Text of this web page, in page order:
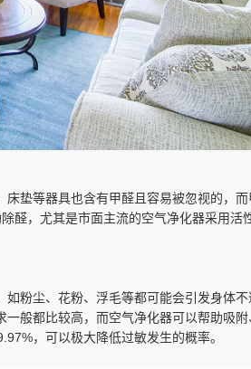
垫等器具也含有甲醛且容易被忽视的，
醛，尤其是市面主流的空气净化器采用
粉尘、花粉、浮毛等都可能会引发身体
般都比较高，而空气净化器可以帮助吸
，可以极大降低过敏发生的概率。